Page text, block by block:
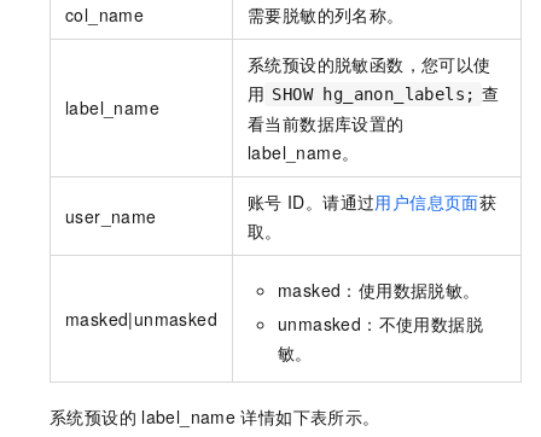
col_name 需要脱敏的列名称。
label_name
系统预设的脱敏函数，您可以使
用 SHOW hg_anon_labels; 查
看当前数据库设置的
label_name。
user_name
账号 ID。请通过用户信息页面获
取。
masked|unmasked
masked：使用数据脱敏。
unmasked：不使用数据脱
敏。
系统预设的 label_name 详情如下表所示。